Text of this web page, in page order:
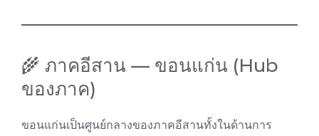
🌾 ภาคอีสาน — ขอนแก่น (Hub
ของภาค)
ขอนแก่นเป็นศูนย์กลางของภาคอีสานทั้งในด้านการ